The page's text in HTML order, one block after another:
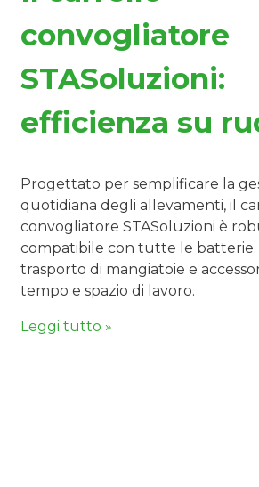
convogliatore
STASoluzioni:
efficienza su
Progettato per semplificare la
quotidiana degli allevamenti, il
convogliatore STASoluzioni è
compatibile con tutte le batterie.
trasporto di mangiatoie e
tempo e spazio di lavoro.
Leggi tutto »